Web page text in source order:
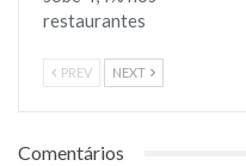
restaurantes
PREV NEXT
Comentários